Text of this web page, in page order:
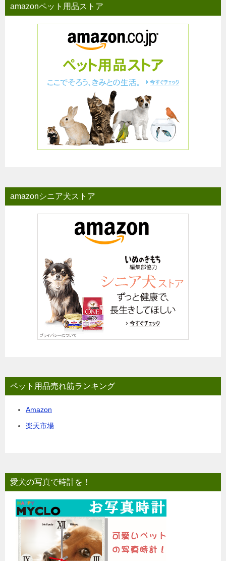
amazonペット用品ストア
amazonシニア犬ストア
ペット用品売れ筋ランキング
Amazon
楽天市場
愛犬の写真で時計を！